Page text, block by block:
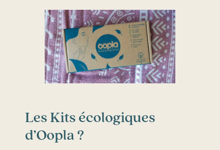
Les Kits écologiques
d’Oopla ?